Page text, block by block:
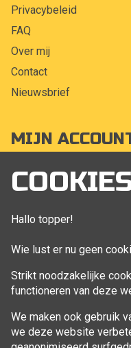
Hallo topper!
Wie lust er nu geen
Strikt noodzakelijke
functioneren van deze
We maken ook gebruik
we deze website
Privacybeleid
FAQ
Over mij
Contact
Nieuwsbrief
MIJN
Mijn account
Bestellingen
Aankoop beheren
VOLG MIJ
Facebook